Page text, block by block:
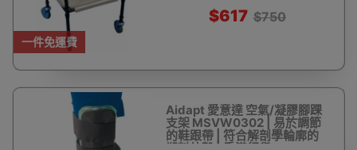
一件免運費
$617 $750
Aidapt 愛意達 空氣/凝膠腳踝
支架 MSVW0302 | 易於調節
的鞋跟帶 | 符合解剖學輪廓的